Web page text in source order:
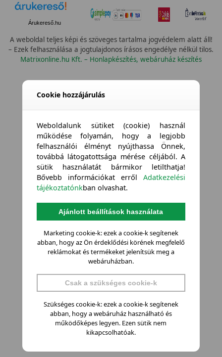
Árukereső.hu
A weboldal teljes képi és szöveges tartalma jogvédelem alatt áll!
– Ezek felhasználása a jogtulajdonos írásos engedélye nélkül tilos.
Matrixonline.hu Kft. – Honlapkészítés, webáruház készítés
Cookie hozzájárulás
Weboldalunk sütiket (cookie) használ
működése folyamán, hogy a legjobb
felhasználói élményt nyújthassa Önnek,
továbbá látogatottsága mérése céljából. A
sütik használatát bármikor letilthatja!
Bővebb információkat errőlAdatkezelési
tájékoztatónkban olvashat.
Ajánlott beállítások használata
Marketing cookie-k: ezek a cookie-k segítenek
abban, hogy az Ön érdeklődési körének megfelelő
reklámokat és termékeket jelenítsük meg a
webáruházban.
Csak a szükséges cookie-k
Szükséges cookie-k: ezek a cookie-k segítenek
abban, hogy a webáruház használható és
működőképes legyen. Ezen sütik nem
kikapcsolhatóak.